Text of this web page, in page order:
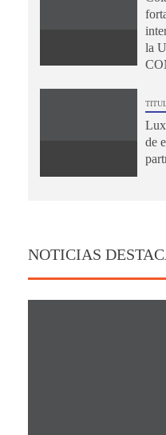
la
de
NOTICIAS